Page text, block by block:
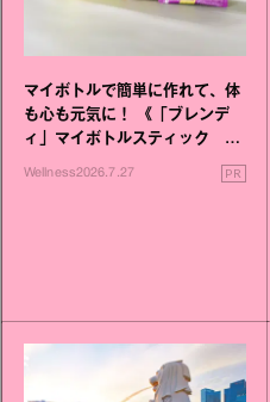
マイボトルで簡単に作れて、体
も心も元気に！ 《「ブレンデ
ィ」マイボトルスティック い
いこと毎日》シリーズが誕生
Wellness2026.7.27 PR